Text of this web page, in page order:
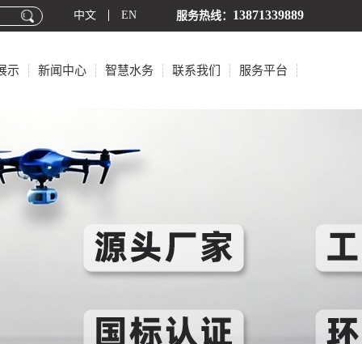
中文 EN 服务热线： 13871339889
示 新闻中心 智慧水务 联系我们 服务平台